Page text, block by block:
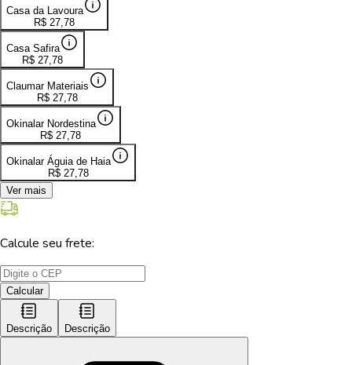
Casa da Lavoura
R$ 27,78
Casa Safira
R$ 27,78
Claumar Materiais
R$ 27,78
Okinalar Nordestina
R$ 27,78
Okinalar Águia de Haia
R$ 27,78
Ver mais
Calcule seu frete:
Calcular
Descrição Descrição